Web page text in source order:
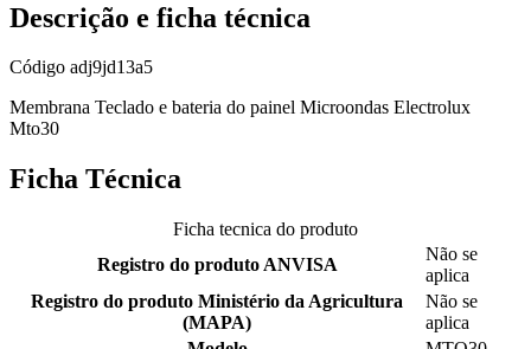
Descrição e ficha técnica
Código adj9jd13a5
Membrana Teclado e bateria do painel Microondas Electrolux
Mto30
Ficha Técnica
Ficha tecnica do produto
Registro do produto ANVISA
Não se
aplica
Registro do produto Ministério da Agricultura
(MAPA)
Não se
aplica